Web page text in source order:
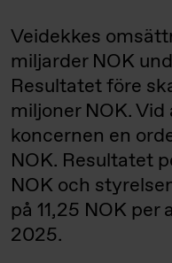
Veidekkes
miljarder NOK
Resultatet före
miljoner NOK.
koncernen en
NOK. Resultatet
NOK och
på 11,25 NOK
2025.